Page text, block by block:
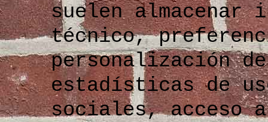
suelen almacenar
técnico,
personalización
estadísticas de
sociales, acceso